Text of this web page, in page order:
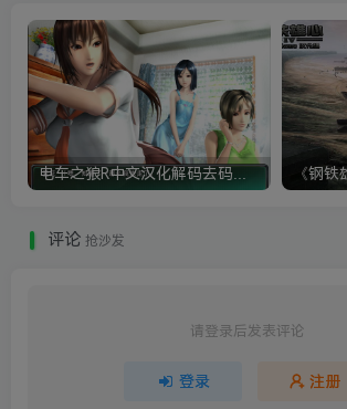
电车之狼R中文汉化解码去码硬盘完整破解版+MOD特典+全CG存档+攻略|修复卡顿
评论 抢沙发
请登录后发表评论
登录 注册